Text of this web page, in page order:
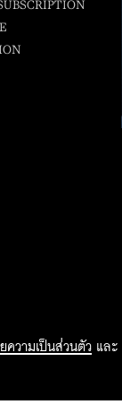
ความเป็นส่วนตัว และ